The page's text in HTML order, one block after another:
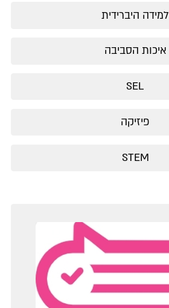
למידה היברידית
איכות הסביבה
SEL
פיזיקה
STEM